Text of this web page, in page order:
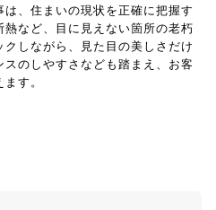
、住まいの現状を正確に把握す
など、目に見えない箇所の老朽
しながら、見た目の美しさだけ
のしやすさなども踏まえ、お客
す。